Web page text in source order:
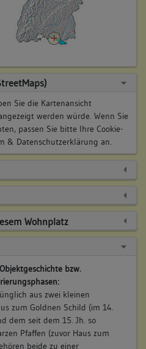
Sie die Kartenansicht
werden würde. Wenn Sie
passen Sie bitte Ihre Cookie-
& Datenschutzerklärung an.
Wohnplatz
bzw.
aus zwei kleinen
zum Goldnen Schild (im 14.
dem seit dem 15. Jh. so
Pfaffen (zuvor Haus zum
beide zu einer